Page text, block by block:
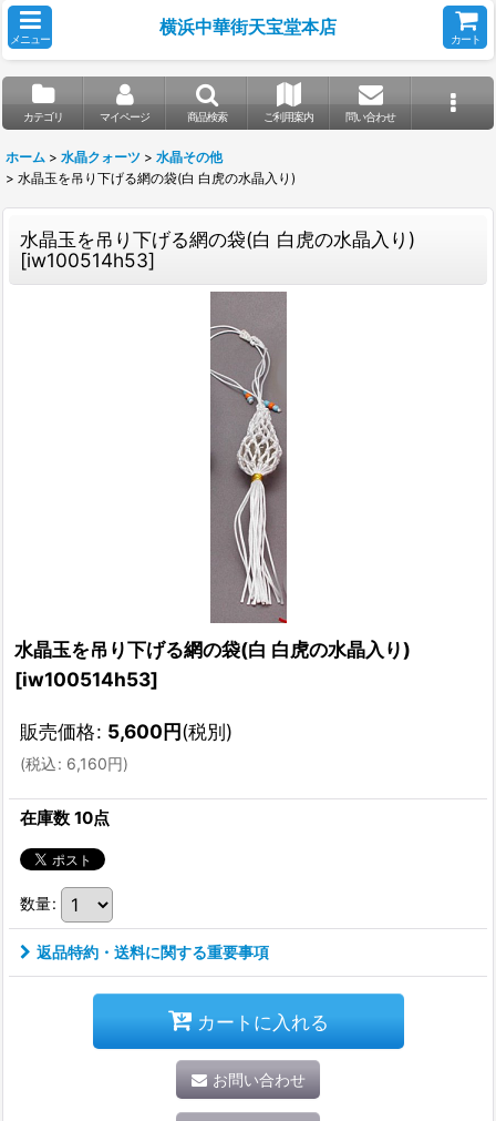
メニュー
横浜中華街天宝堂本店
カート
カテゴリ マイページ 商品検索 ご利用案内 問い合わせ
ホーム > 水晶クォーツ > 水晶その他
> 水晶玉を吊り下げる網の袋(白 白虎の水晶入り)
水晶玉を吊り下げる網の袋(白 白虎の水晶入り)
[iw100514h53]
水晶玉を吊り下げる網の袋(白 白虎の水晶入り)
[iw100514h53]
販売価格: 5,600円(税別)
(税込: 6,160円)
在庫数 10点
数量:
返品特約・送料に関する重要事項
カートに入れる
お問い合わせ